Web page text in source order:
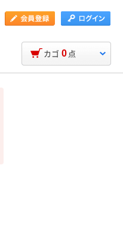
カゴ 0 点